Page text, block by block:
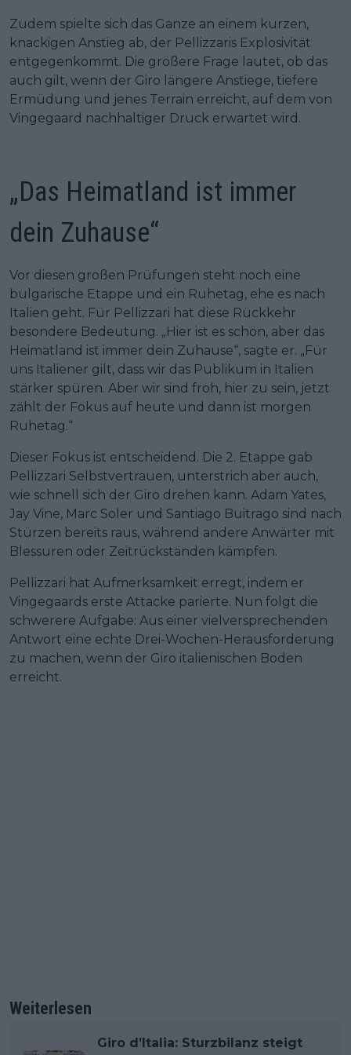
Zudem spielte sich das Ganze an einem kurzen,
knackigen Anstieg ab, der Pellizzaris Explosivität
entgegenkommt. Die größere Frage lautet, ob das
auch gilt, wenn der Giro längere Anstiege, tiefere
Ermüdung und jenes Terrain erreicht, auf dem von
Vingegaard nachhaltiger Druck erwartet wird.
„Das Heimatland ist immer
dein Zuhause“
Vor diesen großen Prüfungen steht noch eine
bulgarische Etappe und ein Ruhetag, ehe es nach
Italien geht. Für Pellizzari hat diese Rückkehr
besondere Bedeutung. „Hier ist es schön, aber das
Heimatland ist immer dein Zuhause“, sagte er. „Für
uns Italiener gilt, dass wir das Publikum in Italien
stärker spüren. Aber wir sind froh, hier zu sein, jetzt
zählt der Fokus auf heute und dann ist morgen
Ruhetag.“
Dieser Fokus ist entscheidend. Die 2. Etappe gab
Pellizzari Selbstvertrauen, unterstrich aber auch,
wie schnell sich der Giro drehen kann. Adam Yates,
Jay Vine, Marc Soler und Santiago Buitrago sind nach
Stürzen bereits raus, während andere Anwärter mit
Blessuren oder Zeitrückständen kämpfen.
Pellizzari hat Aufmerksamkeit erregt, indem er
Vingegaards erste Attacke parierte. Nun folgt die
schwerere Aufgabe: Aus einer vielversprechenden
Antwort eine echte Drei-Wochen-Herausforderung
zu machen, wenn der Giro italienischen Boden
erreicht.
Weiterlesen
Giro d’Italia: Sturzbilanz steigt